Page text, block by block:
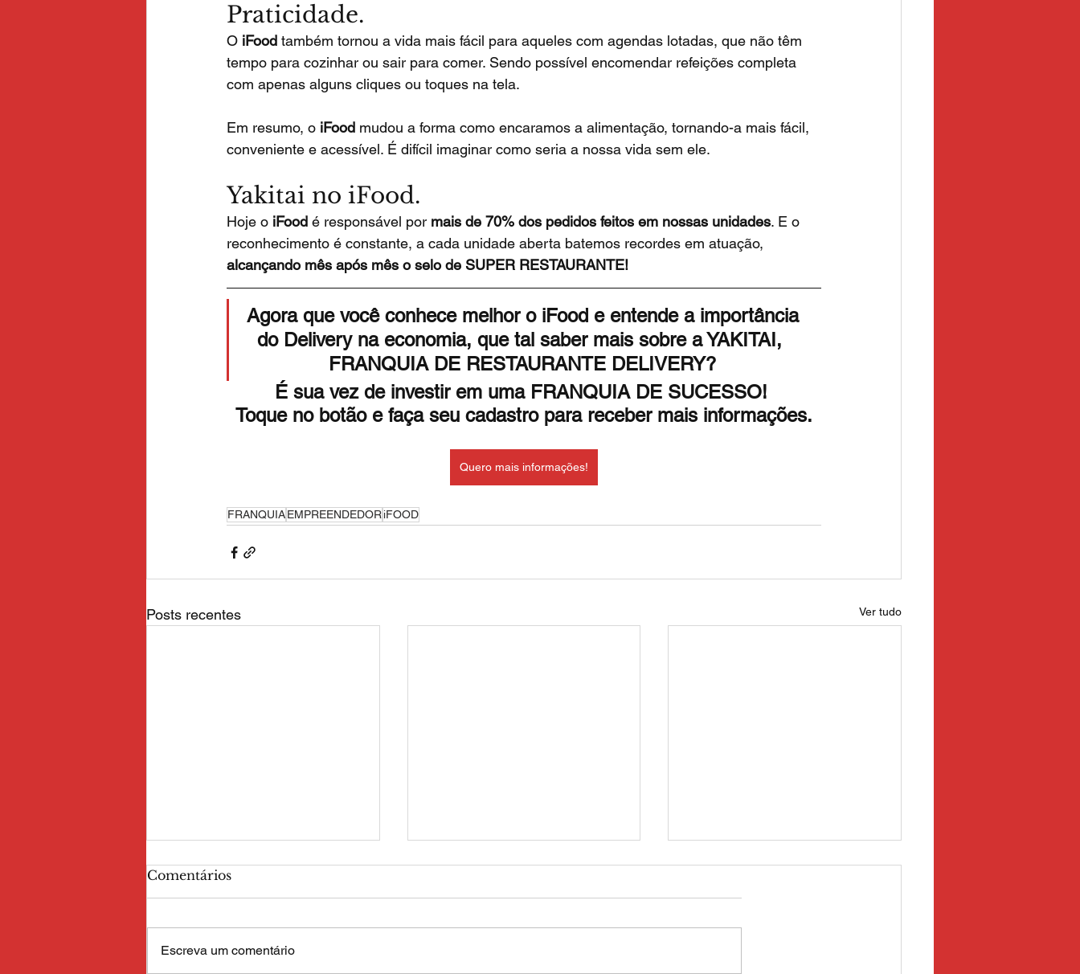
Praticidade.
O iFood também tornou a vida mais fácil para aqueles com agendas lotadas, que não têm
tempo para cozinhar ou sair para comer. Sendo possível encomendar refeições completa
com apenas alguns cliques ou toques na tela.
Em resumo, o iFood mudou a forma como encaramos a alimentação, tornando-a mais fácil,
conveniente e acessível. É difícil imaginar como seria a nossa vida sem ele.
Yakitai no iFood.
Hoje o iFood é responsável por mais de 70% dos pedidos feitos em nossas unidades. E o
reconhecimento é constante, a cada unidade aberta batemos recordes em atuação,
alcançando mês após mês o selo de SUPER RESTAURANTE!
Agora que você conhece melhor o iFood e entende a importância
do Delivery na economia, que tal saber mais sobre a YAKITAI,
FRANQUIA DE RESTAURANTE DELIVERY?
É sua vez de investir em uma FRANQUIA DE SUCESSO!
Toque no botão e faça seu cadastro para receber mais informações.
Quero mais informações!
FRANQUIAEMPREENDEDORiFOOD
Posts recentes Ver tudo
Comentários
Escreva um comentário